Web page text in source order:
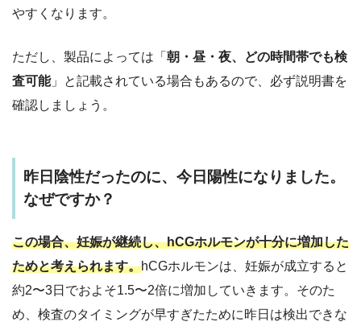
やすくなります。
ただし、製品によっては「 朝・昼・夜、どの時間帯でも検
査可能」と記載されている場合もあるので、必ず説明書を
確認しましょう。
昨日陰性だったのに、今日陽性になりました。
なぜですか？
この場合、妊娠が継続し、hCGホルモンが十分に増加した
ためと考えられます。hCGホルモンは、妊娠が成立すると
約2〜3日でおよそ1.5〜2倍に増加していきます。そのた
め、検査のタイミングが早すぎたために昨日は検出できな